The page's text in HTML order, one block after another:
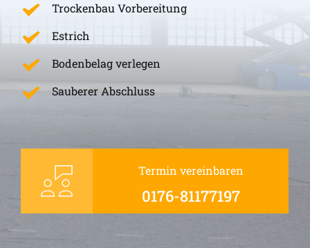
Trockenbau Vorbereitung
Estrich
Bodenbelag verlegen
Sauberer Abschluss
Termin vereinbaren
0176-81177197